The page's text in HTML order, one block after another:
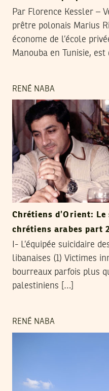
Par Florence Kessler –
prêtre polonais Marius
économe de l’école
Manouba en Tunisie, est
RENÉ NABA
Chrétiens d’Orient:
chrétiens arabes part
I- L’équipée suicidaire
libanaises (1) Victimes
bourreaux parfois plus
palestiniens […]
RENÉ NABA